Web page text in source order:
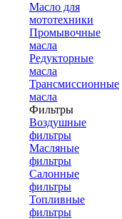
Масло для
мототехники
Промывочные
масла
Редукторные
масла
Трансмиссионные
масла
Фильтры
Воздушные
фильтры
Масляные
фильтры
Салонные
фильтры
Топливные
фильтры